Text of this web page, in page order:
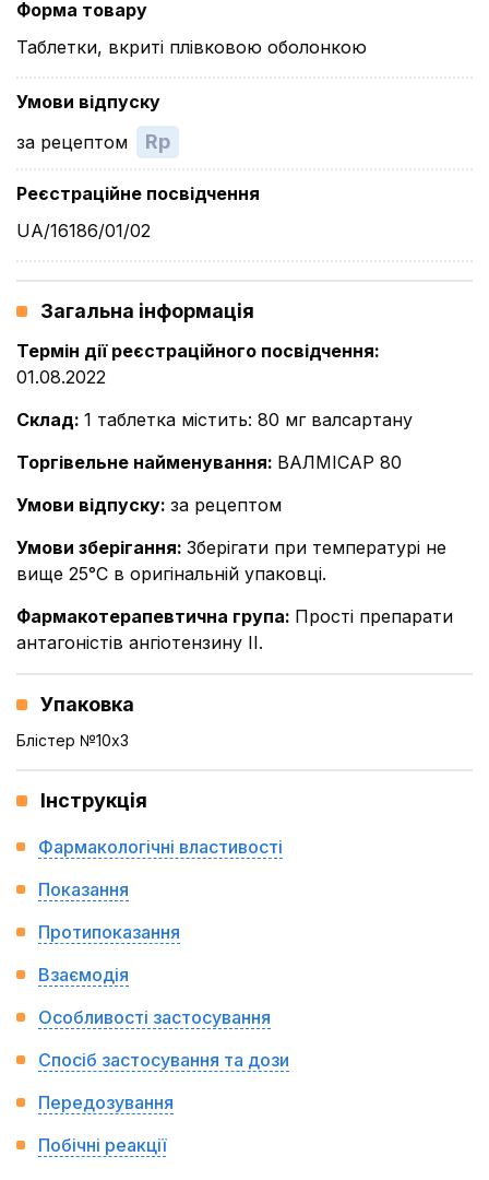
Форма товару
Таблетки, вкриті плівковою оболонкою
Умови відпуску
за рецептом
Rp
Реєстраційне посвідчення
UA/16186/01/02
Загальна інформація
Термін дії реєстраційного посвідчення:
01.08.2022
Склад: 1 таблетка містить: 80 мг валсартану
Торгівельне найменування: ВАЛМІСАР 80
Умови відпуску: за рецептом
Умови зберігання: Зберігати при температурі не
вище 25°С в оригінальній упаковці.
Фармакотерапевтична група: Прості препарати
антагоністів ангіотензину ІІ.
Упаковка
Блістер №10x3
Інструкція
Фармакологічні властивості
Показання
Протипоказання
Взаємодія
Особливості застосування
Спосіб застосування та дози
Передозування
Побічні реакції